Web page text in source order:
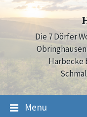
Die 7 Dörfer
Harbecke
Menu